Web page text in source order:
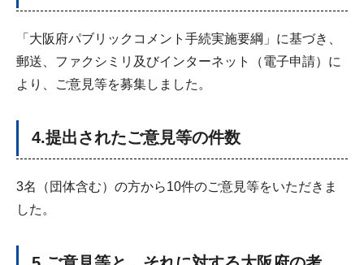
「大阪府パブリックコメント手続実施要綱」に基づき、
郵送、ファクシミリ及びインターネット（電子申請）に
より、ご意見等を募集しました。
4.提出されたご意見等の件数
3名（団体含む）の方から10件のご意見等をいただきま
した。